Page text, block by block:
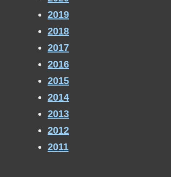
2019
2018
2017
2016
2015
2014
2013
2012
2011